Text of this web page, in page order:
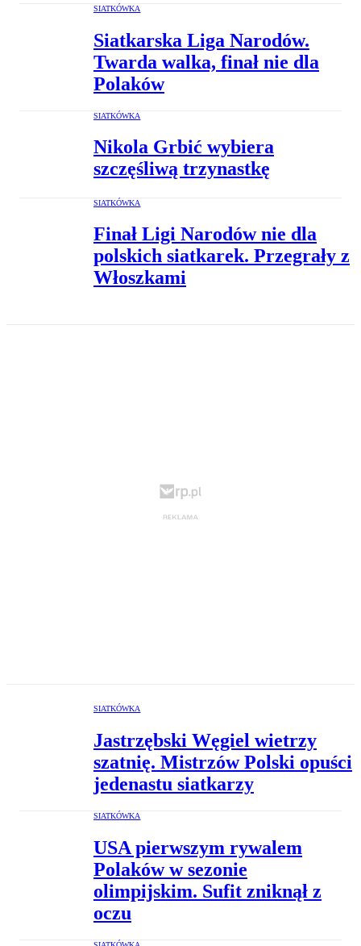
SIATKÓWKA
Siatkarska Liga Narodów.
Twarda walka, finał nie dla
Polaków
SIATKÓWKA
Nikola Grbić wybiera
szczęśliwą trzynastkę
SIATKÓWKA
Finał Ligi Narodów nie dla
polskich siatkarek. Przegrały z
Włoszkami
SIATKÓWKA
Jastrzębski Węgiel wietrzy
szatnię. Mistrzów Polski opuści
jedenastu siatkarzy
SIATKÓWKA
USA pierwszym rywalem
Polaków w sezonie
olimpijskim. Sufit zniknął z
oczu